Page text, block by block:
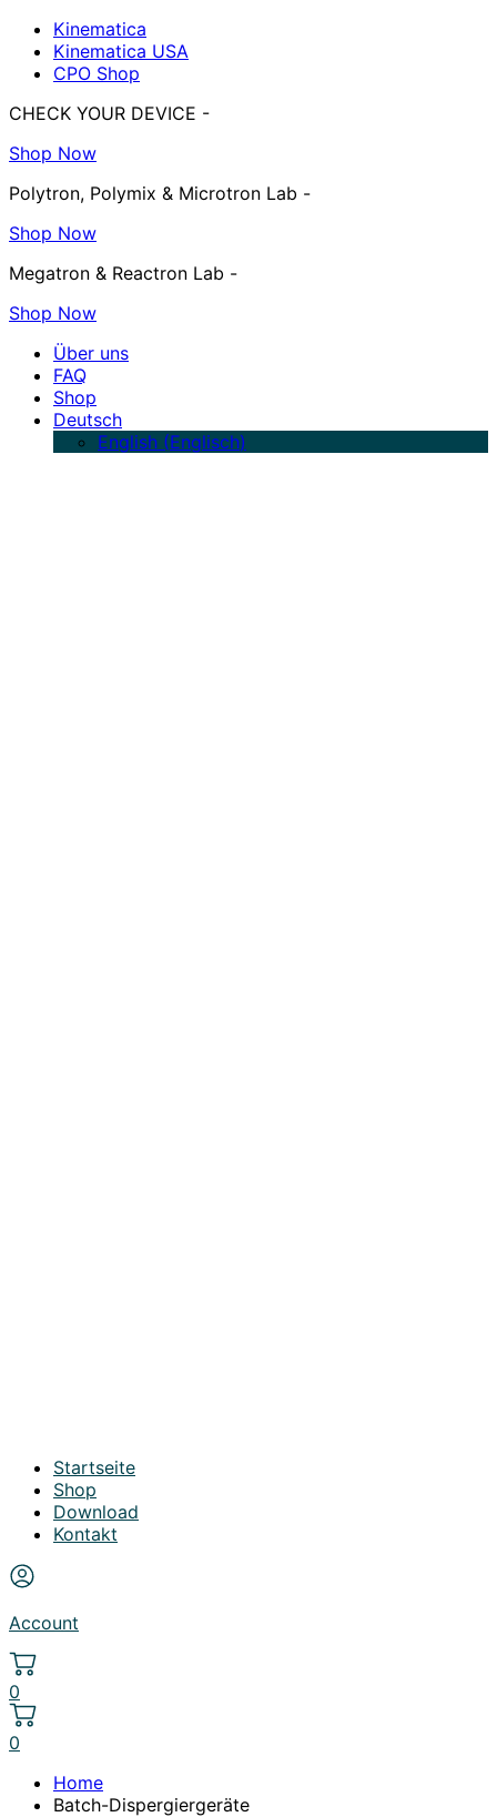
Kinematica
Kinematica USA
CPO Shop
CHECK YOUR DEVICE -
Shop Now
Polytron, Polymix & Microtron Lab -
Shop Now
Megatron & Reactron Lab -
Shop Now
Über uns
FAQ
Shop
Deutsch
English (Englisch)
Startseite
Shop
Download
Kontakt
Account
0
0
Home
Batch-Dispergiergeräte